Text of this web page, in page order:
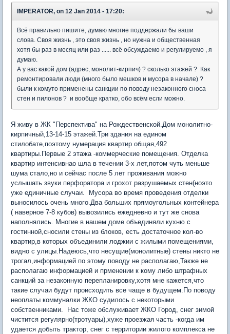
IMPERATOR, on 12 Jan 2014 - 17:20:
Всё правильно пишите, думаю многие поддержали бы ваши
слова. Своя жизнь , это своя жизнь , но нужна и общественная
хотя бы раз в месяц или раз ...... всё обсуждаемо и регулируемо , я
думаю.
А у вас какой дом (адрес, монолит-кирпич) ? сколько этажей ? Как
ремонтировали люди (много было мешков и мусора в начале) ?
были к комуто применены санкции по поводу незаконного сноса
стен и пилонов ? и вообще кратко, обо всём если можно.
Я живу в ЖК "Перспектива" на Рождественской.Дом монолитно-
кирпичный,13-14-15 этажей.Три здания на едином
стилобате,поэтому нумерация квартир общая,492
квартиры.Первые 2 этажа -коммерческие помещения. Отделка
квартир интенсивнао шла в течении 3-х лет,потом чуть меньше
шума стало,но и сейчас после 5 лет проживания можно
услышать звуки перфоратора и грохот разрушаемых стен(ноэто
уже единичные случаи. Мусора во время проведения отделки
выносилось очень много.Два больших прямоугольных контейнера
( наверное 7-8 кубов) вывозились ежедневно и тут же снова
наполнялись. Многие в нашем доме объединяли кухню с
гостинной,сносили стены из блоков, есть достаточное кол-во
квартир,в которых объединили лоджии с жилыми помещениями,
видно с улицы.Надеюсь,что несущие(монолитные) стены никто не
трогал,информацией по этому поводу не располагаю,Также не
располагаю информацией и прменении к кому либо штрафных
санкций за незаконную перепланировку,хотя мне кажется,что
такие случаи будут происходить все чаще в будущем.По поводу
неоплаты коммуналки ЖКО судилось с некоторыми
собственниками. Нас тоже обслуживает ЖКО Город, снег зимой
чистится регулярно(тротуары),хуже проезжая часть -когда им
удается добыть трактор, снег с территории жилого комплекса не